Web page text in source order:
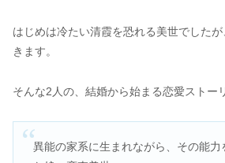
はじめは冷たい清霞を恐れる美世でした
きます。
そんな2人の、結婚から始まる恋愛ストー
異能の家系に生まれながら、その能力